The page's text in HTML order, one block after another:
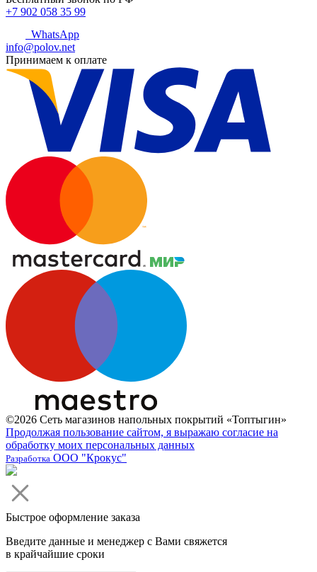
+7 902 058 35 99
WhatsApp
info@polov.net
Принимаем к оплате
©2026 Сеть магазинов напольных покрытий «Топтыгин»
Продолжая пользование сайтом, я выражаю согласие на
обработку моих персональных данных
Разработка ООО "Крокус"
Быстрое оформление заказа
Введите данные и менеджер с Вами свяжется
в крайчайшие сроки